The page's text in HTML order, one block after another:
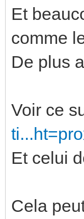
Et
comme
De plus
Voir ce
Et celui
Cela